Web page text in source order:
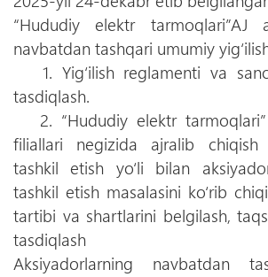
“Hududiy elektr tarmoqlari”AJ
navbatdan tashqari umumiy
1. Yig‘ilish reglamenti va
tasdiqlash.
2. “Hududiy elektr
filiallari negizida ajralib chiqish
tashkil etish yo‘li bilan
tashkil etish masalasini ko‘rib
tartibi va shartlarini belgilash,
tasdiqlash
Aksiyadorlarning navbatdan